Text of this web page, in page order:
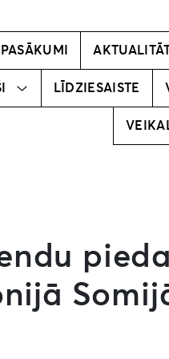
PASĀKUMI
LĪDZIESAISTE